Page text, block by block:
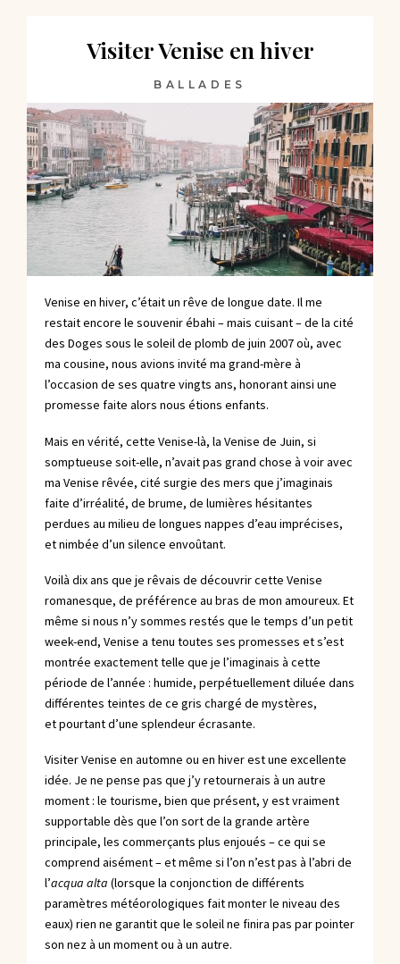
Visiter Venise en hiver
BALLADES
Venise en hiver, c’était un rêve de longue date. Il me
restait encore le souvenir ébahi – mais cuisant – de la cité
des Doges sous le soleil de plomb de juin 2007 où, avec
ma cousine, nous avions invité ma grand-mère à
l’occasion de ses quatre vingts ans, honorant ainsi une
promesse faite alors nous étions enfants.
Mais en vérité, cette Venise-là, la Venise de Juin, si
somptueuse soit-elle, n’avait pas grand chose à voir avec
ma Venise rêvée, cité surgie des mers que j’imaginais
faite d’irréalité, de brume, de lumières hésitantes
perdues au milieu de longues nappes d’eau imprécises,
et nimbée d’un silence envoûtant.
Voilà dix ans que je rêvais de découvrir cette Venise
romanesque, de préférence au bras de mon amoureux. Et
même si nous n’y sommes restés que le temps d’un petit
week-end, Venise a tenu toutes ses promesses et s’est
montrée exactement telle que je l’imaginais à cette
période de l’année : humide, perpétuellement diluée dans
différentes teintes de ce gris chargé de mystères,
et pourtant d’une splendeur écrasante.
Visiter Venise en automne ou en hiver est une excellente
idée. Je ne pense pas que j’y retournerais à un autre
moment : le tourisme, bien que présent, y est vraiment
supportable dès que l’on sort de la grande artère
principale, les commerçants plus enjoués – ce qui se
comprend aisément – et même si l’on n’est pas à l’abri de
l’acqua alta (lorsque la conjonction de différents
paramètres météorologiques fait monter le niveau des
eaux) rien ne garantit que le soleil ne finira pas par pointer
son nez à un moment ou à un autre.